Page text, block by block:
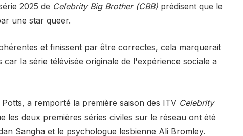
2025 de Celebrity Big Brother (CBB) prédisent que le
une star queer.
et finissent par être correctes, cela marquerait
la série télévisée originale de l'expérience sociale a
a remporté la première saison des ITV Celebrity
les deux premières séries civiles sur le réseau ont été
Sangha et le psychologue lesbienne Ali Bromley.